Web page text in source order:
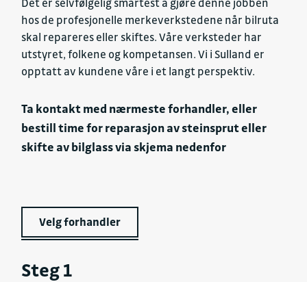
Det er selvfølgelig smartest å gjøre denne jobben
hos de profesjonelle merkeverkstedene når bilruta
skal repareres eller skiftes. Våre verksteder har
utstyret, folkene og kompetansen. Vi i Sulland er
opptatt av kundene våre i et langt perspektiv.
Ta kontakt med nærmeste forhandler, eller
bestill time for reparasjon av steinsprut eller
skifte av bilglass via skjema nedenfor
Velg forhandler
Steg 1